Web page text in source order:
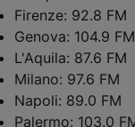
Firenze: 92.8 FM
Genova: 104.9 FM
L'Aquila: 87.6 FM
Milano: 97.6 FM
Napoli: 89.0 FM
Palermo: 103.0